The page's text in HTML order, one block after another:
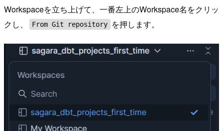
Workspaceを立ち上げて、一番左上のWorkspace名をクリッ
クし、
From Git repository を押します。